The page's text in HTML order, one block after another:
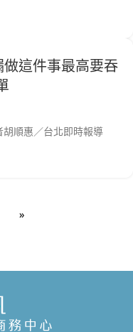
這件事最高要吞
順惠／台北即時報導
»